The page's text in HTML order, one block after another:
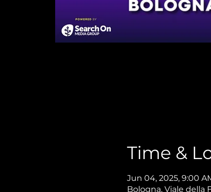
Time &
Jun 04, 2025, 9:00
Bologna, Viale della